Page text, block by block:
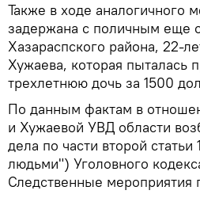
Также в ходе аналогичного
задержана с поличным еще
Хазараспского района, 22-
Хужаева, которая пыталась
трехлетнюю дочь за 1500
По данным фактам в
и Хужаевой УВД области
дела по части второй статьи
людьми") Уголовного
Следственные мероприятия